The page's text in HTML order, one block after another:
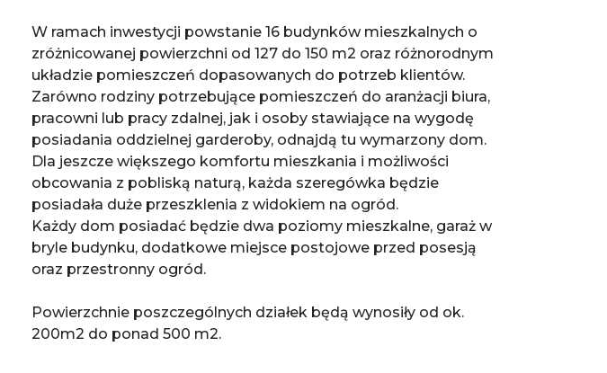
W ramach inwestycji powstanie 16 budynków mieszkalnych o
zróżnicowanej powierzchni od 127 do 150 m2 oraz różnorodnym
układzie pomieszczeń dopasowanych do potrzeb klientów.
Zarówno rodziny potrzebujące pomieszczeń do aranżacji biura,
pracowni lub pracy zdalnej, jak i osoby stawiające na wygodę
posiadania oddzielnej garderoby, odnajdą tu wymarzony dom.
Dla jeszcze większego komfortu mieszkania i możliwości
obcowania z pobliską naturą, każda szeregówka będzie
posiadała duże przeszklenia z widokiem na ogród.
Każdy dom posiadać będzie dwa poziomy mieszkalne, garaż w
bryle budynku, dodatkowe miejsce postojowe przed posesją
oraz przestronny ogród.
Powierzchnie poszczególnych działek będą wynosiły od ok.
200m2 do ponad 500 m2.